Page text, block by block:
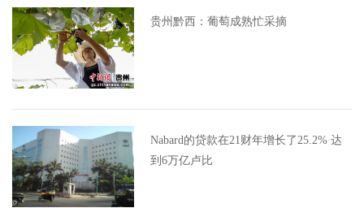
贵州黔西：葡萄成熟忙采摘
Nabard的贷款在21财年增长了25.2% 达
到6万亿卢比